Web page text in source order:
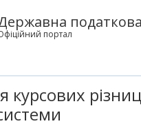
податкова
портал
курсових